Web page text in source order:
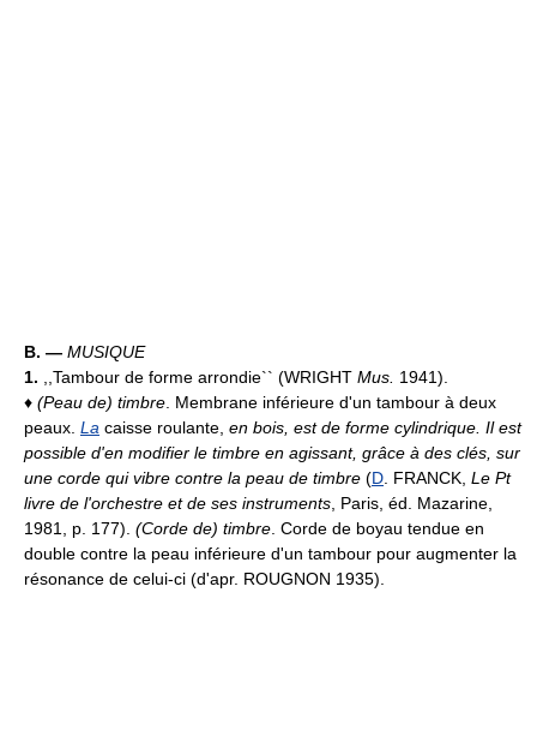
B. — MUSIQUE
1.
,,Tambour de forme arrondie`` (WRIGHT Mus. 1941).
♦ (Peau de) timbre . Membrane inférieure d'un tambour à deux
peaux. La caisse roulante, en bois, est de forme cylindrique. Il est
possible d'en modifier le timbre en agissant, grâce à des clés, sur
une corde qui vibre contre la peau de timbre (D . FRANCK, Le Pt
livre de l'orchestre et de ses instruments , Paris, éd. Mazarine,
1981, p. 177). (Corde de) timbre . Corde de boyau tendue en
double contre la peau inférieure d'un tambour pour augmenter la
résonance de celui-ci (d'apr. ROUGNON 1935).